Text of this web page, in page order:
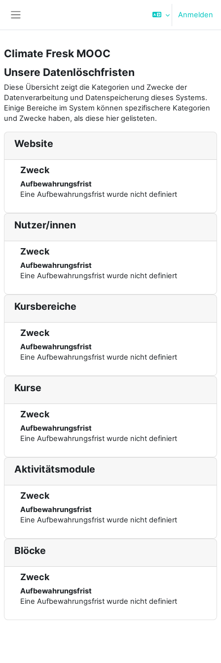
Anmelden
Climate Fresk MOOC
Unsere Datenlöschfristen
Diese Übersicht zeigt die Kategorien und Zwecke der
Datenverarbeitung und Datenspeicherung dieses Systems.
Einige Bereiche im System können spezifischere Kategorien
und Zwecke haben, als diese hier gelisteten.
Website
Zweck
Aufbewahrungsfrist
Eine Aufbewahrungsfrist wurde nicht definiert
Nutzer/innen
Zweck
Aufbewahrungsfrist
Eine Aufbewahrungsfrist wurde nicht definiert
Kursbereiche
Zweck
Aufbewahrungsfrist
Eine Aufbewahrungsfrist wurde nicht definiert
Kurse
Zweck
Aufbewahrungsfrist
Eine Aufbewahrungsfrist wurde nicht definiert
Aktivitätsmodule
Zweck
Aufbewahrungsfrist
Eine Aufbewahrungsfrist wurde nicht definiert
Blöcke
Zweck
Aufbewahrungsfrist
Eine Aufbewahrungsfrist wurde nicht definiert